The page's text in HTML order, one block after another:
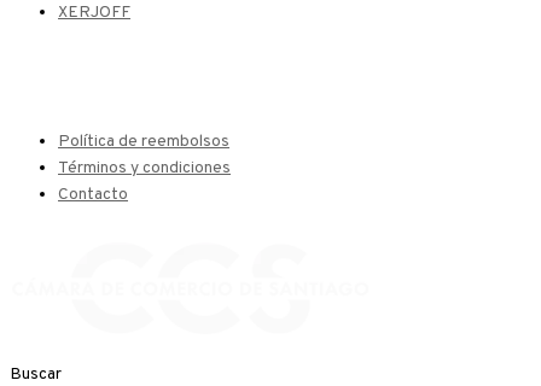
XERJOFF
Política de reembolsos
Términos y condiciones
Contacto
Buscar